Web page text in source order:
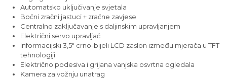
Automatsko uključivanje svjetala
Bočni zračni jastuci + zračne zavjese
Centralno zaključavanje s daljinskim upravljanjem
Električni servo upravljač
Informacijski 3,5" crno-bijeli LCD zaslon između mjerača u TFT
tehnologiji
Električno podesiva i grijana vanjska osvrtna ogledala
Kamera za vožnju unatrag